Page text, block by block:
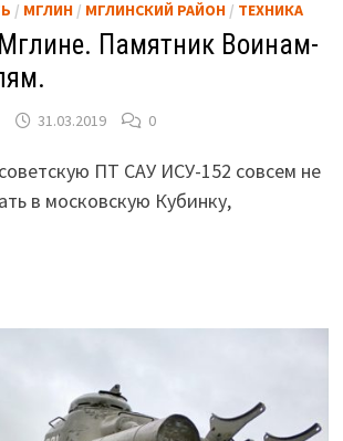
/ МГЛИН/ МГЛИНСКИЙ РАЙОН/ ТЕХНИКА
Памятник Воинам-
31.03.2019 0
ПТ САУ ИСУ-152 совсем не
в московскую Кубинку,